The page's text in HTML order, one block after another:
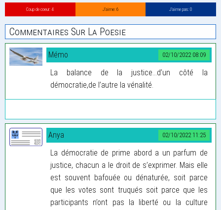
Coup de coeur: 4 J’aime: 6 J’aime pas: 0
Commentaires Sur La Poesie
02/10/2022 08:09
Mémo
La balance de la justice...d’un côté la
démocratie,de l’autre la vénalité.
02/10/2022 11:25
Anya
La démocratie de prime abord a un parfum de
justice, chacun a le droit de s’exprimer. Mais elle
est souvent bafouée ou dénaturée, soit parce
que les votes sont truqués soit parce que les
participants n’ont pas la liberté ou la culture